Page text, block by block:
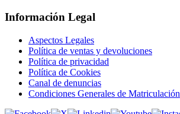
Información Legal
Aspectos Legales
Política de ventas y devoluciones
Política de privacidad
Política de Cookies
Canal de denuncias
Condiciones Generales de Matriculación